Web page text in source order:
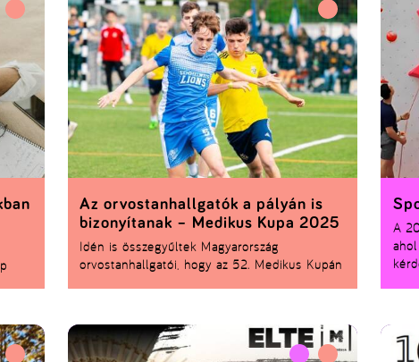
kipróbálhatnak számtalan sportágat is –
legyen szó klasszikus kedvencekről vagy
egészen rendhagyó mozgásformákról. Íme 5
sport, amit 2025-benegyszerűen nem
hagyhatsz ki az EFOTT-on!
és
öt
Idén is összegyűltek Magyarország
orvostanhallgatói, hogy az 52. Medikus Kupán
kézilabdában, röplabdában, kispályás fociban
és vízilabdában – mérték össze erejüket a
Az orvostanhallgatók a pályán is
bizonyítanak – Medikus Kupa 2025
A